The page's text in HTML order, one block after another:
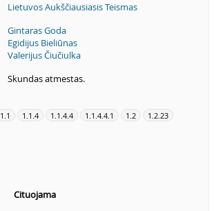
Lietuvos Aukščiausiasis Teismas
Gintaras Goda
Egidijus Bieliūnas
Valerijus Čiučiulka
Skundas atmestas.
1.1 1.1.4 1.1.4.4 1.1.4.4.1 1.2
1.2.23
Cituojama